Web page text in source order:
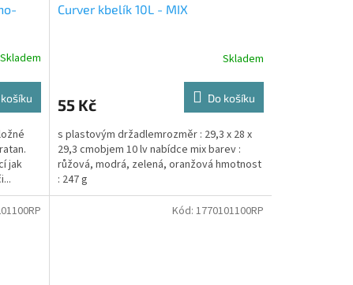
Skladem
jak
Curver kbelík 10L - MIX
Skladem
55 Kč Do košíku
s plastovým držadlemrozměr : 29,3 x 28 x
29,3 cmobjem 10 lv nabídce mix barev :
růžová, modrá, zelená, oranžová hmotnost
: 247 g
Kód: 1770101100RP